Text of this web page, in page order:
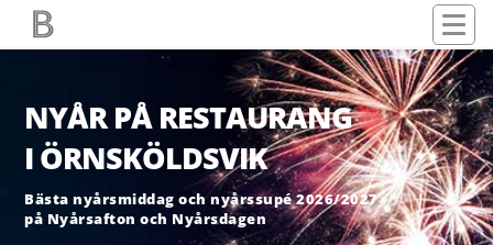
NYÅR PÅ RESTAURANG
I ÖRNSKÖLDSVIK
Bästa nyårsmiddag och nyårssupé 2026/2027
på Nyårsafton och Nyårsdagen